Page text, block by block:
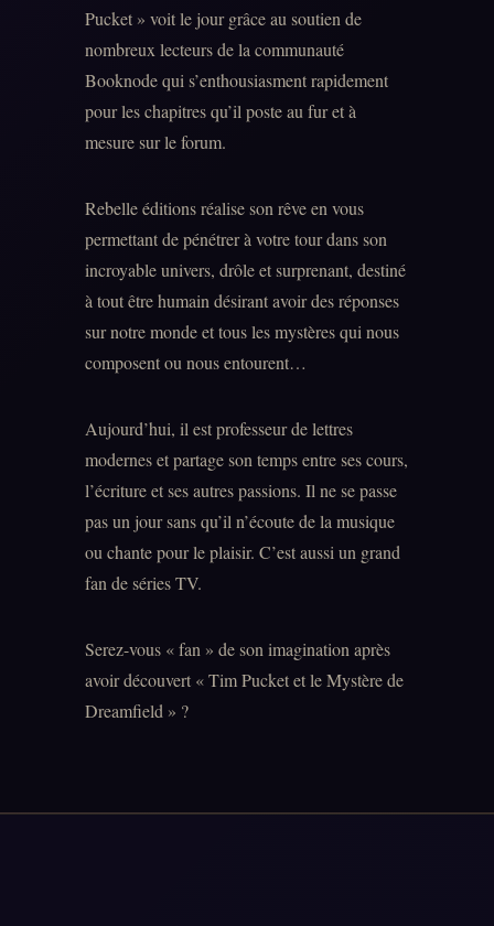
Pucket » voit le jour grâce au soutien de
nombreux lecteurs de la communauté
Booknode qui s’enthousiasment rapidement
pour les chapitres qu’il poste au fur et à
mesure sur le forum.
Rebelle éditions réalise son rêve en vous
permettant de pénétrer à votre tour dans son
incroyable univers, drôle et surprenant, destiné
à tout être humain désirant avoir des réponses
sur notre monde et tous les mystères qui nous
composent ou nous entourent…
Aujourd’hui, il est professeur de lettres
modernes et partage son temps entre ses cours,
l’écriture et ses autres passions. Il ne se passe
pas un jour sans qu’il n’écoute de la musique
ou chante pour le plaisir. C’est aussi un grand
fan de séries TV.
Serez-vous « fan » de son imagination après
avoir découvert « Tim Pucket et le Mystère de
Dreamfield » ?